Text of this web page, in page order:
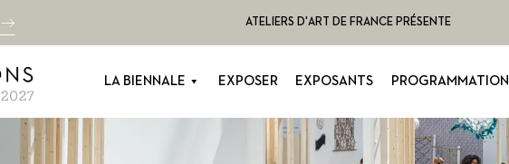
ATELIERS D'ART DE FRANCE PRÉSENTE
LA BIENNALE EXPOSER EXPOSANTS PROGRAMMATION